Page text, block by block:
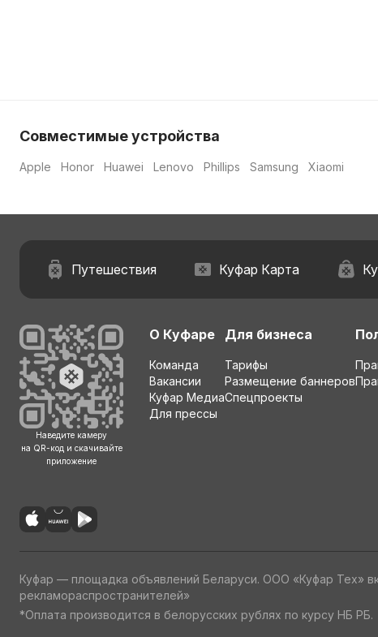
Совместимые устройства
Apple Honor Huawei Lenovo Phillips Samsung Xiaomi
Путешествия Куфар Карта
Наведите камеру
на QR-код и скачивайте
приложение
О Куфаре
Команда
Вакансии
Куфар Медиа
Для прессы
Для бизнеса
Тарифы
Размещение баннеров
Спецпроекты
Куфар — площадка объявлений Беларуси. ООО «Куфар Тех»
рекламораспространителей»
*Оплата производится в белорусских рублях по курсу НБ РБ.